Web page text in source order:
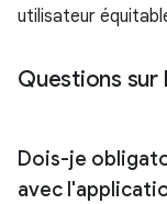
utilisateur
Questions sur
Dois-je
avec